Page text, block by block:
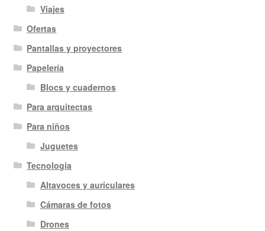
Viajes
Ofertas
Pantallas y proyectores
Papelería
Blocs y cuadernos
Para arquitectas
Para niños
Juguetes
Tecnología
Altavoces y auriculares
Cámaras de fotos
Drones